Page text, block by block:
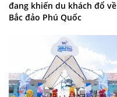
đang khiến du khách đổ về
Bắc đảo Phú Quốc